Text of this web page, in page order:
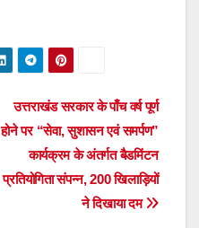
उत्तराखंड सरकार के पाँच वर्ष पूर्ण
होने पर “सेवा, सुशासन एवं समर्पण”
कार्यक्रम के अंतर्गत बैडमिंटन
प्रतियोगिता संपन्न, 200 खिलाड़ियों
ने दिखाया दम